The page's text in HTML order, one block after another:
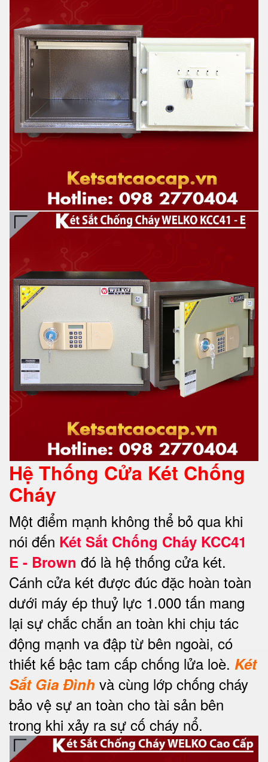
Hệ Thống Cửa Két Chống
Cháy
Một điểm mạnh không thể bỏ qua khi
nói đến Két Sắt Chống Cháy KCC41
E - Brown đó là hệ thống cửa két.
Cánh cửa két được đúc đặc hoàn toàn
dưới máy ép thuỷ lực 1.000 tấn mang
lại sự chắc chắn an toàn khi chịu tác
động mạnh va đập từ bên ngoài, có
thiết kế bậc tam cấp chống lửa loè. Két
Sắt Gia Đình và cùng lớp chống cháy
bảo vệ sự an toàn cho tài sản bên
trong khi xảy ra sự cố cháy nổ.